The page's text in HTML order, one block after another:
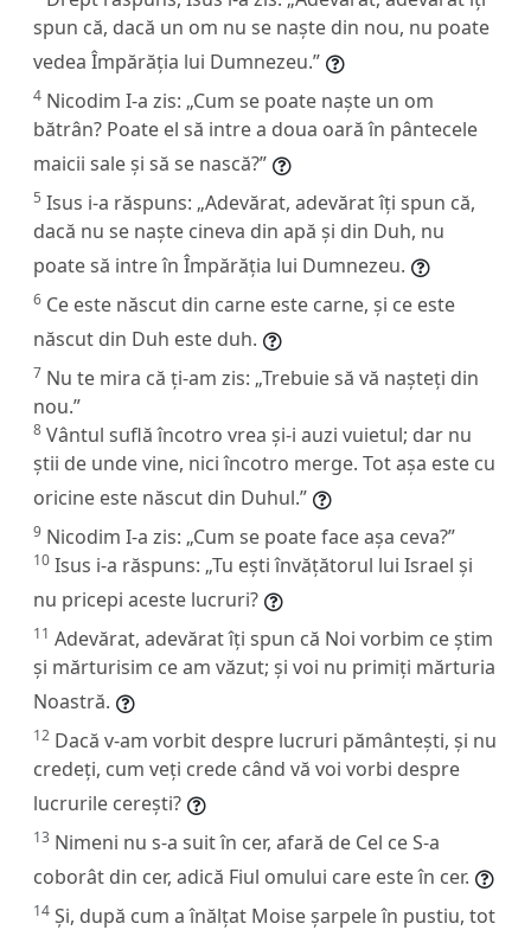
spun că, dacă un om nu se naște din nou, nu poate
vedea Împărăția lui Dumnezeu.”
4 Nicodim I-a zis: „Cum se poate naște un om
bătrân? Poate el să intre a doua oară în pântecele
maicii sale și să se nască?”
5 Isus i-a răspuns: „Adevărat, adevărat îți spun că,
dacă nu se naște cineva din apă și din Duh, nu
poate să intre în Împărăția lui Dumnezeu.
6 Ce este născut din carne este carne, și ce este
născut din Duh este duh.
7 Nu te mira că ți-am zis: „Trebuie să vă nașteți din
nou.”
8 Vântul suflă încotro vrea și-i auzi vuietul; dar nu
știi de unde vine, nici încotro merge. Tot așa este cu
oricine este născut din Duhul.”
9 Nicodim I-a zis: „Cum se poate face așa ceva?”
10 Isus i-a răspuns: „Tu ești învățătorul lui Israel și
nu pricepi aceste lucruri?
11 Adevărat, adevărat îți spun că Noi vorbim ce știm
și mărturisim ce am văzut; și voi nu primiți mărturia
Noastră.
12 Dacă v-am vorbit despre lucruri pământești, și nu
credeți, cum veți crede când vă voi vorbi despre
lucrurile cerești?
13 Nimeni nu s-a suit în cer, afară de Cel ce S-a
coborât din cer, adică Fiul omului care este în cer.
14 Și, după cum a înălțat Moise șarpele în pustiu, tot